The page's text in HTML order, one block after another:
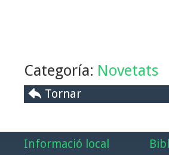
Categoría: Novetats
Tornar
Informació local